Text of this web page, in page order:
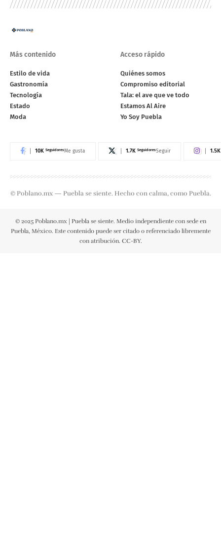
Más contenido
Estilo de vida
Gastronomía
Tecnología
Estado
Moda
Acceso rápido
Quiénes somos
Compromiso editorial
Tala: el ave que ve todo
Estamos Al Aire
Yo Soy Puebla
10K SeguidoresMe gusta 1.7K SeguidoresSeguir 1.5K
© Poblano.mx — Puebla se siente. Hecho con calma, como Puebla.
© 2025 Poblano.mx | Puebla se siente. Medio independiente con sede en
Puebla, México. Este contenido puede ser citado o referenciado libremente
con atribución. CC-BY.